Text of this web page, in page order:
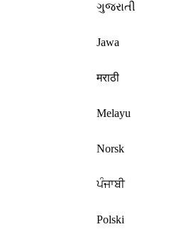
ગુજરાતી
Jawa
मराठी
Melayu
Norsk
ਪੰਜਾਬੀ
Polski